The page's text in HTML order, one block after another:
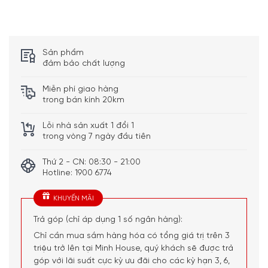
3 trong 1: Bọt nước phun và massage rung và đèn đỏ
đến 48 ° C)
Tính năng của Bồn Massage Chân
Medisana FS 885
Sản phẩm
đảm bảo chất lượng
Miễn phí giao hàng
trong bán kính 20km
Lỗi nhà sản xuất 1 đổi 1
trong vòng 7 ngày đầu tiên
Thứ 2 - CN: 08:30 - 21:00
Hotline: 1900 6774
KHUYẾN MÃI
Trả góp (chỉ áp dụng 1 số ngân hàng):
Chỉ cần mua sắm hàng hóa có tổng giá trị trên 3
triệu trở lên tại Minh House, quý khách sẽ được trả
góp với lãi suất cực kỳ ưu đãi cho các kỳ hạn 3, 6,